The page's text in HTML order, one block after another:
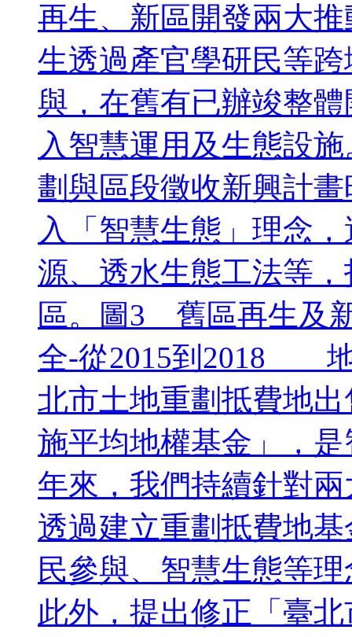
再生、新區開發兩大
生透過產官學研民等
與，在舊有已辦竣整
入智慧運用及生態設
劃與區段徵收新興計
入「智慧生態」理念
源、透水生態工法等
區。圖3 舊區再生及
全-從2015到2018 地
北市土地重劃抵費地
施平均地權基金」，
年來，我們持續針對
透過建立重劃抵費地
民參與、智慧生態等
此外，提出修正「臺